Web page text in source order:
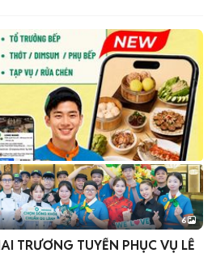
+2
6
TRƯƠNG TUYỂN PHỤC VỤ LỄ